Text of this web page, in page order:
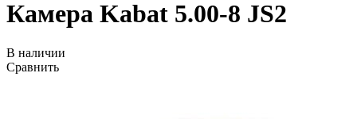
Камера Kabat 5.00-8 JS2
В наличии
Сравнить